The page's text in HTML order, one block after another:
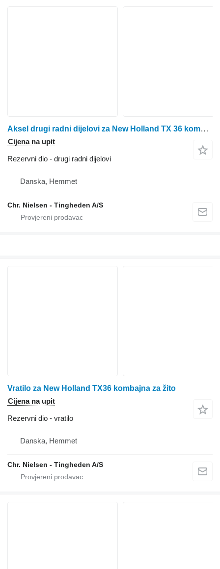
Aksel drugi radni dijelovi za New Holland TX 36 kombajna za žito
Cijena na upit
Rezervni dio - drugi radni dijelovi
Danska, Hemmet
Chr. Nielsen - Tingheden A/S
Vratilo za New Holland TX36 kombajna za žito
Cijena na upit
Rezervni dio - vratilo
Danska, Hemmet
Chr. Nielsen - Tingheden A/S